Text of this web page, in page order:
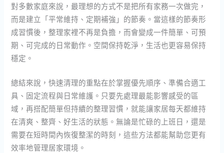
對多數家庭來說，最理想的方式不是把所有家務一次做完，
而是建立「平常維持、定期補強」的節奏。當這樣的節奏形
成習慣後，整理家裡不再是負擔，而會變成一件簡單、可預
期、可完成的日常動作。空間保持乾淨，生活也更容易保持
穩定。
總結來說，快速清理的重點在於掌握優先順序、準備合適工
具、固定流程與日常維護。只要先處理最能影響感受的區
域，再搭配簡單但持續的整理習慣，就能讓家居每天都維持
在清爽、整齊、好生活的狀態。無論是忙碌的上班日，還是
需要在短時間內恢復整潔的時刻，這些方法都能幫助您更有
效率地管理居家環境。